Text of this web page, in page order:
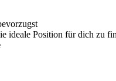
ideale Position für dich zu